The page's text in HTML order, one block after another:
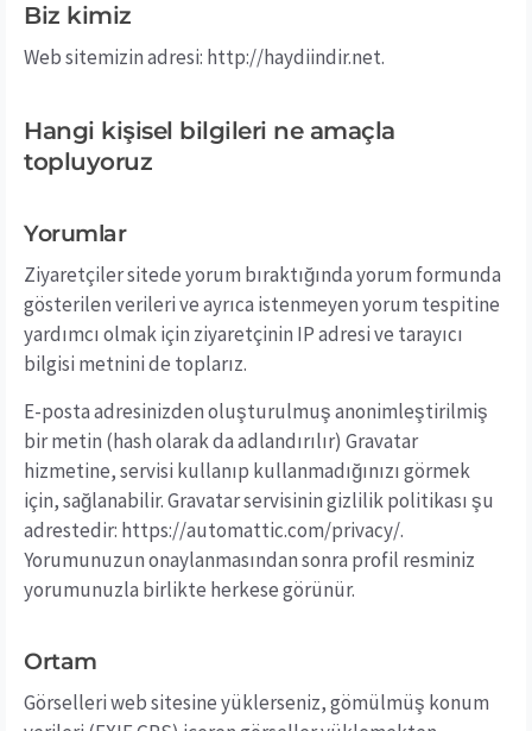
Biz kimiz
Web sitemizin adresi: http://haydiindir.net.
Hangi kişisel bilgileri ne amaçla
topluyoruz
Yorumlar
Ziyaretçiler sitede yorum bıraktığında yorum formunda
gösterilen verileri ve ayrıca istenmeyen yorum tespitine
yardımcı olmak için ziyaretçinin IP adresi ve tarayıcı
bilgisi metnini de toplarız.
E-posta adresinizden oluşturulmuş anonimleştirilmiş
bir metin (hash olarak da adlandırılır) Gravatar
hizmetine, servisi kullanıp kullanmadığınızı görmek
için, sağlanabilir. Gravatar servisinin gizlilik politikası şu
adrestedir: https://automattic.com/privacy/.
Yorumunuzun onaylanmasından sonra profil resminiz
yorumunuzla birlikte herkese görünür.
Ortam
Görselleri web sitesine yüklerseniz, gömülmüş konum